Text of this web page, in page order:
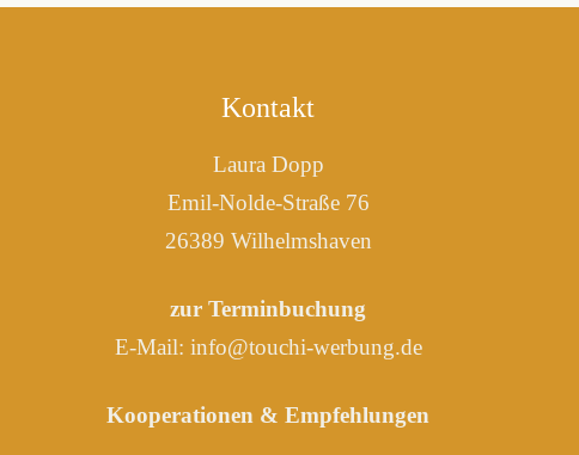
Kontakt
Laura Dopp
Emil-Nolde-Straße 76
26389 Wilhelmshaven
zur Terminbuchung
E-Mail: info@touchi-werbung.de
Kooperationen & Empfehlungen